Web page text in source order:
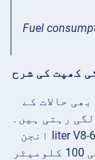
Fuel
کھپت کی شرح
حالات کے
رہتی ہیں۔
مثال کے طور پر، Hummer H2 6.0 اور 6.2-liter V8 انجن
کے ساتھ لگایا گیا تھا اور 28 لیٹر فی 100 کلومیٹر